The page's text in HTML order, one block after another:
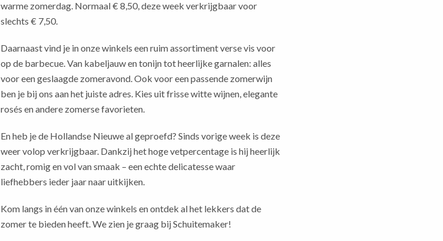
warme zomerdag. Normaal € 8,50, deze week verkrijgbaar voor
slechts € 7,50.
Daarnaast vind je in onze winkels een ruim assortiment verse vis voor
op de barbecue. Van kabeljauw en tonijn tot heerlijke garnalen: alles
voor een geslaagde zomeravond. Ook voor een passende zomerwijn
ben je bij ons aan het juiste adres. Kies uit frisse witte wijnen, elegante
rosés en andere zomerse favorieten.
En heb je de Hollandse Nieuwe al geproefd? Sinds vorige week is deze
weer volop verkrijgbaar. Dankzij het hoge vetpercentage is hij heerlijk
zacht, romig en vol van smaak – een echte delicatesse waar
liefhebbers ieder jaar naar uitkijken.
Kom langs in één van onze winkels en ontdek al het lekkers dat de
zomer te bieden heeft. We zien je graag bij Schuitemaker!